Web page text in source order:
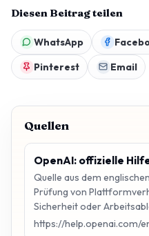
Diesen Beitrag teilen
WhatsApp
Pinterest
Email
Quellen
OpenAI: offizielle
Quelle aus dem
Prüfung von
Sicherheit oder
https://help.openai.com/